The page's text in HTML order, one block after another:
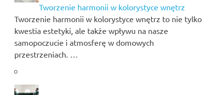
Tworzenie harmonii w kolorystyce wnętrz
Tworzenie harmonii w kolorystyce wnętrz to nie tylko
kwestia estetyki, ale także wpływu na nasze
samopoczucie i atmosferę w domowych
przestrzeniach. …